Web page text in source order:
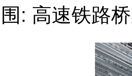
围: 高速铁路